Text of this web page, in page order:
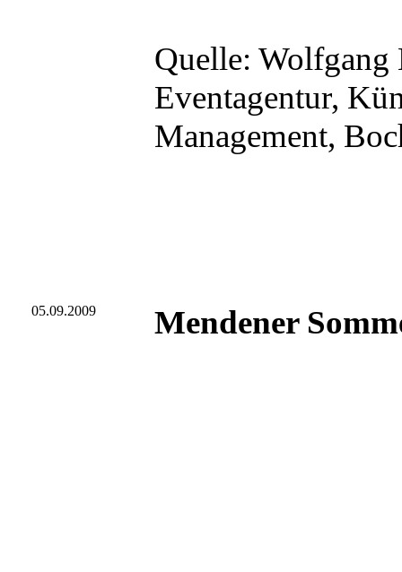
Quelle:
Eventagentur,
Management,
05.09.2009 Mendener